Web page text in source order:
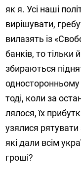
як я. Усі наші
вирішувати,
вилазять із
банків, то тільки
збираються
односторонньому
тоді, коли за
лялося, їх
узялися
які дали всім
гроші?